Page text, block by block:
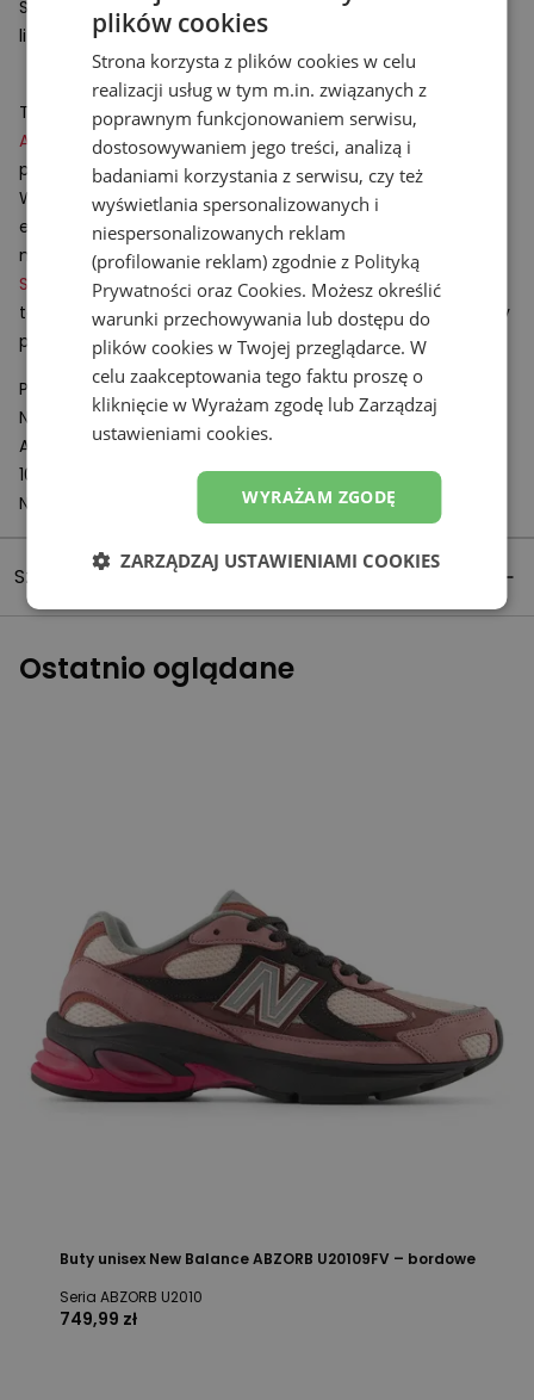
Stworzą doskonały komplet z oraz
lifestylową.
Technologie:
ABZORB
– rozwiązanie wspomagające amortyzacje
podeszwy obuwia.
Wykonany z polimeru komponent absorbuje i rozprasza
energię powstającą podczas uderzeń o twarde
nawierzchnie.
Stability Web– system polegający na wsparciu śródstopia,
technologia doskonale kontroluje dynamiczne skręty stopy
podczas chodu.
Podmiot odpowiedzialny:
New Balance Europe BV
A-Factorij, Pilotenstraat 35 – 45
1059 CH Amsterdam
Netherlands
Szczegóły produktu
Ostatnio oglądane
Buty unisex New Balance ABZORB U20109FV – bordowe
Seria ABZORB U2010
749,99 zł
plików cookies
Strona korzysta z plików cookies w celu
realizacji usług w tym m.in. związanych z
poprawnym funkcjonowaniem serwisu,
dostosowywaniem jego treści, analizą i
badaniami korzystania z serwisu, czy też
wyświetlania spersonalizowanych i
niespersonalizowanych reklam
(profilowanie reklam) zgodnie z Polityką
Prywatności oraz Cookies. Możesz określić
warunki przechowywania lub dostępu do
plików cookies w Twojej przeglądarce. W
celu zaakceptowania tego faktu proszę o
kliknięcie w Wyrażam zgodę lub Zarządzaj
ustawieniami cookies.
WYRAŻAM ZGODĘ
ZARZĄDZAJ USTAWIENIAMI COOKIES